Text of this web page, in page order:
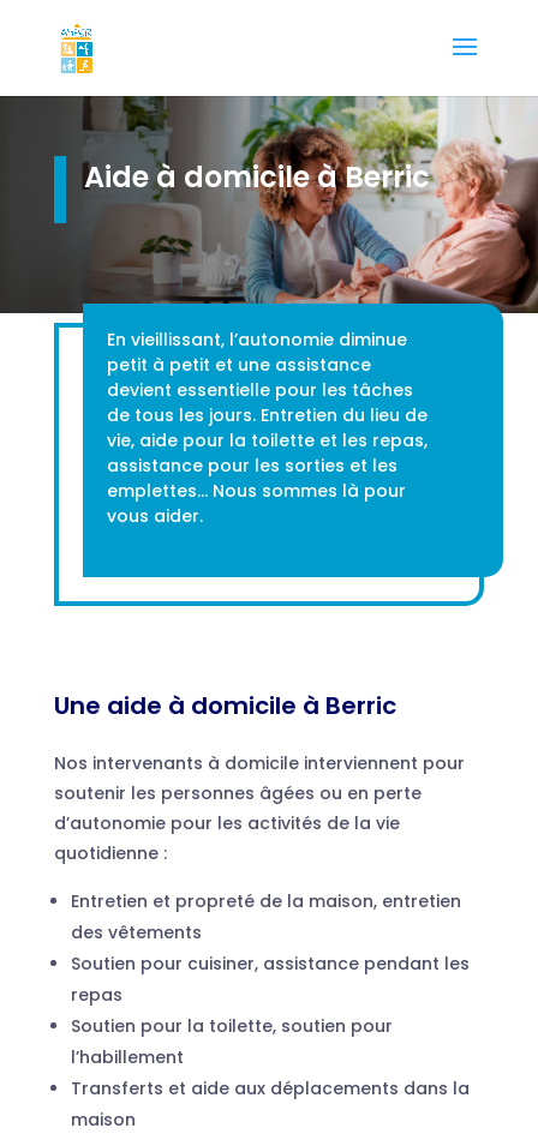
Aide à domicile à Berric
En vieillissant, l’autonomie diminue
petit à petit et une assistance
devient essentielle pour les tâches
de tous les jours. Entretien du lieu de
vie, aide pour la toilette et les repas,
assistance pour les sorties et les
emplettes… Nous sommes là pour
vous aider.
Une aide à domicile à Berric
Nos intervenants à domicile interviennent pour
soutenir les personnes âgées ou en perte
d’autonomie pour les activités de la vie
quotidienne :
Entretien et propreté de la maison, entretien
des vêtements
Soutien pour cuisiner, assistance pendant les
repas
Soutien pour la toilette, soutien pour
l’habillement
Transferts et aide aux déplacements dans la
maison